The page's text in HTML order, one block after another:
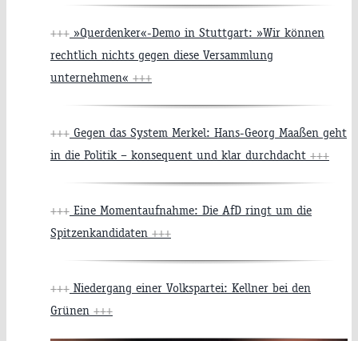
+++ »Querdenker«-Demo in Stuttgart: »Wir können
rechtlich nichts gegen diese Versammlung
unternehmen« +++
+++ Gegen das System Merkel: Hans-Georg Maaßen geht
in die Politik – konsequent und klar durchdacht +++
+++ Eine Momentaufnahme: Die AfD ringt um die
Spitzenkandidaten +++
+++ Niedergang einer Volkspartei: Kellner bei den
Grünen +++